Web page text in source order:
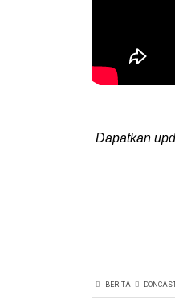
Dapatkan
BERITA